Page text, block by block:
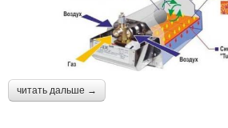
читать дальше →